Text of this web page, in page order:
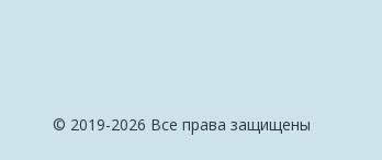
© 2019-2026 Все права защищены